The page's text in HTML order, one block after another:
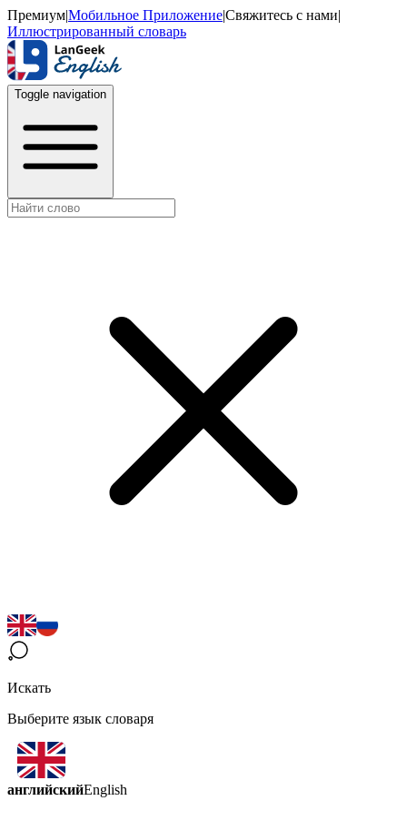
Премиум|Мобильное Приложение|Свяжитесь с нами|
Иллюстрированный словарь
Toggle navigation
Искать
Выберите язык словаря
английскийEnglish